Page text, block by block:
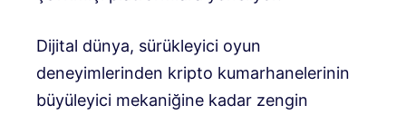
Dijital dünya, sürükleyici oyun
deneyimlerinden kripto kumarhanelerinin
büyüleyici mekaniğine kadar zengin